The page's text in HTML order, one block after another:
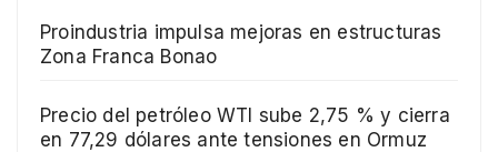
Proindustria impulsa mejoras en estructuras
Zona Franca Bonao
Precio del petróleo WTI sube 2,75 % y cierra
en 77,29 dólares ante tensiones en Ormuz